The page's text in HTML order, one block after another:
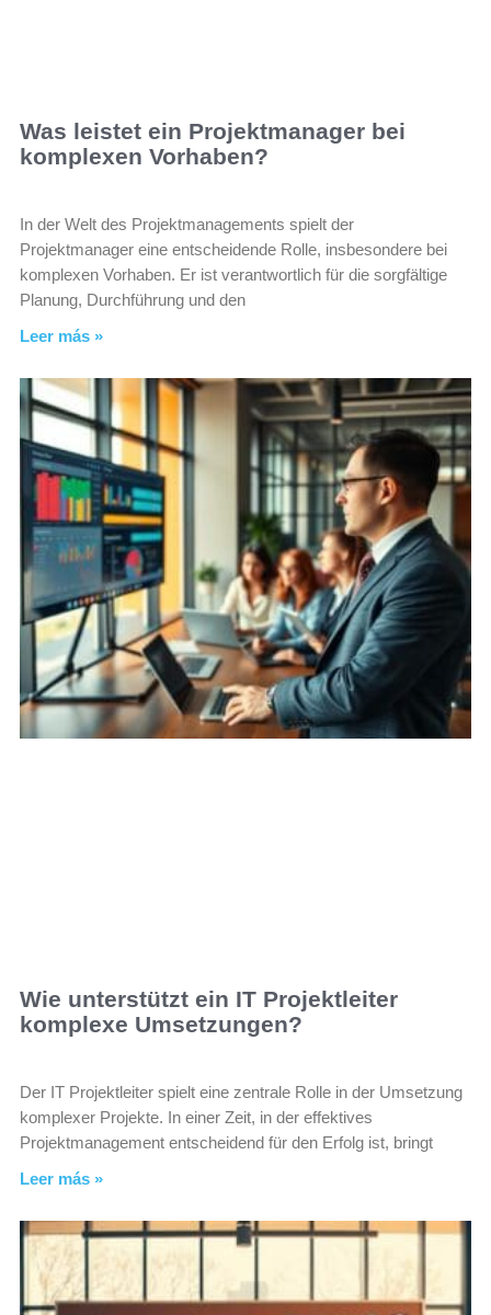
Was leistet ein Projektmanager bei
komplexen Vorhaben?
In der Welt des Projektmanagements spielt der
Projektmanager eine entscheidende Rolle, insbesondere bei
komplexen Vorhaben. Er ist verantwortlich für die sorgfältige
Planung, Durchführung und den
Leer más »
Wie unterstützt ein IT Projektleiter
komplexe Umsetzungen?
Der IT Projektleiter spielt eine zentrale Rolle in der Umsetzung
komplexer Projekte. In einer Zeit, in der effektives
Projektmanagement entscheidend für den Erfolg ist, bringt
Leer más »